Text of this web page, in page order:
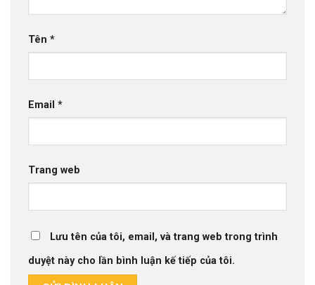
Tên *
Email *
Trang web
Lưu tên của tôi, email, và trang web trong trình
duyệt này cho lần bình luận kế tiếp của tôi.